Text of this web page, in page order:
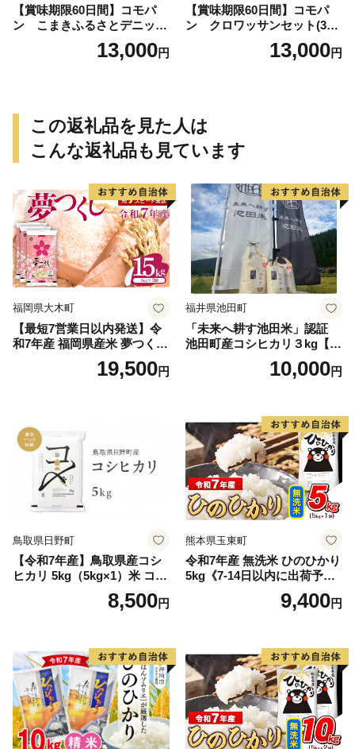
【賞味期限60日間】コモパ
ン こまきふるさとデニッシ
ュセット（20個入り）／災害
用備蓄 保存食 非常食 防災グ
13,000円
【賞味期限60日間】コモパ
ン クロワッサンセット(30
個入り)／災害用備蓄 保存食
非常食 防災グッズにも
13,000円
この返礼品を見た人は
こんな返礼品も見ています
福岡県大木町
【最短7営業日以内発送】令
和7年産 福岡県産米 夢つくし
15kg 精米 ※北海道・沖縄・
19,500円
福井県池田町
「未来へ耕す池田米」認証
池田町産コシヒカリ３kg【お
1人様につき３セットまで】
10,000円
鳥取県日野町
【令和7年産】鳥取県産コシ
ヒカリ 5kg（5kg×1）米 コシ
ヒカリ こしひかり お米 白米
精米 5キロ おこめ こめ コメ
野町産 Elevation
8,500円
熊本県玉東町
令和7年産 無洗米 ひのひかり
5kg《7-14日以内に出荷予定
(土日祝除く)》コメ 米 無洗米
高レビュー｜人気米 熊本県
9,400円